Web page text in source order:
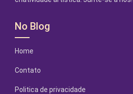
No Blog
Home
Contato
Politica de privacidade